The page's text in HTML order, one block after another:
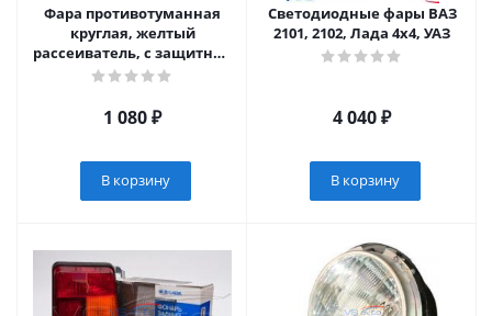
Фара противотуманная
круглая, желтый
рассеиватель, с защитной
крышкой, 12V ВАЗ 2101-
1 080₽
В корзину
Светодиодные фары ВАЗ
2101, 2102, Лада 4х4, УАЗ
4 040₽
В корзину